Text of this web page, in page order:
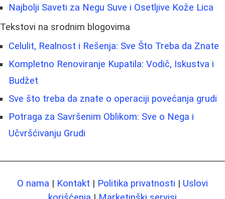
Najbolji Saveti za Negu Suve i Osetljive Kože Lica
Tekstovi na srodnim blogovima
Celulit, Realnost i Rešenja: Sve Što Treba da Znate
Kompletno Renoviranje Kupatila: Vodič, Iskustva i
Budžet
Sve što treba da znate o operaciji povećanja grudi
Potraga za Savršenim Oblikom: Sve o Nega i
Učvršćivanju Grudi
O nama | Kontakt | Politika privatnosti | Uslovi